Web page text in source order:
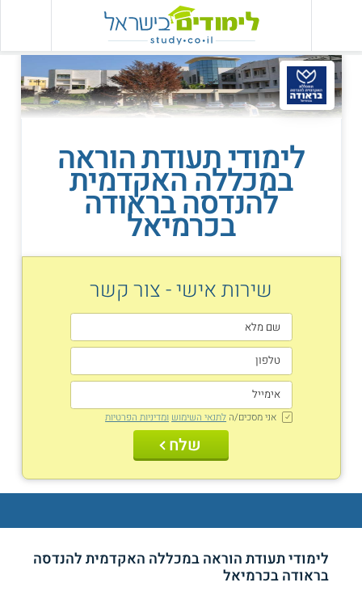
לימודי תעודת הוראה
במכללה האקדמית
להנדסה בראודה
בכרמיאל
שירות אישי - צור קשר
אני מסכים/ה לתנאי השימוש ומדיניות הפרטיות
שלח
לימודי תעודת הוראה במכללה האקדמית להנדסה
בראודה בכרמיאל